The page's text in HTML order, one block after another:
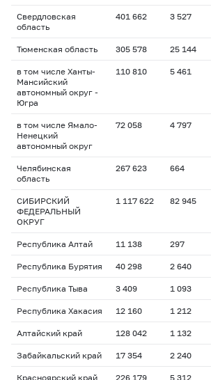
Свердловская
область
401 662 3 527
Тюменская область 305 578 25 144
в том числе Ханты-
Мансийский
автономный округ -
Югра
110 810 5 461
в том числе Ямало-
Ненецкий
автономный округ
72 058 4 797
Челябинская
область
267 623 664
СИБИРСКИЙ
ФЕДЕРАЛЬНЫЙ
ОКРУГ
1 117 622 82 945
Республика Алтай 11 138 297
Республика Бурятия 40 298 2 640
Республика Тыва 3 409 1 093
Республика Хакасия 12 160 1 212
Алтайский край 128 042 1 132
Забайкальский край 17 354 2 240
Красноярский край 226 179 5 312